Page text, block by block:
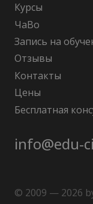
Курсы
ЧаВо
Запись на
Отзывы
Контакты
Цены
Бесплатная
info@edu-
© 2009 — 2026